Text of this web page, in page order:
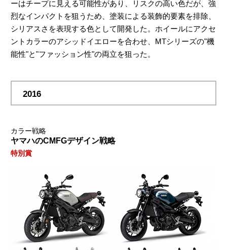
ーはチープに見える可能性があり、リスクの高い色だが、強
烈なインパクトを狙うため、塗装による装飾的要素を排除、
シリアスさを表現する色として開発した。ホイールにアクセ
ントカラーのアシッドイエローを合わせ、MTシリーズの"機
能性"と"ファッション性"の両立を狙った。
2016
カラー戦略
ヤマハのCMFGデザイン戦略
特別賞